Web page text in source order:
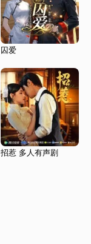
囚爱
招惹 多人有声剧